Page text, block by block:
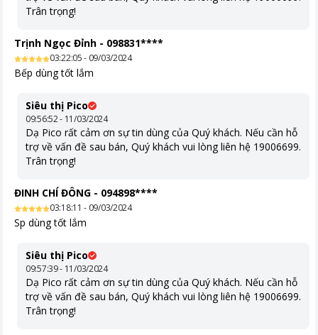
tích lũy có thể bị văng vào trong bếp. Cánh quạt có thể chặn các
Tường chống nước:giúp ngăn nước bắn vào bên trong thân
máy.
thấm. Giúp chống thấm hiệu quả và ngăn không cho lan giữa
các khu vực.
Tấm chắn nước so le:kết hợp các lỗ thông hơi bên để tạo
thành một cấu trúc giữ nước mạnh mẽ.
Trân trọng!
Trịnh Ngọc Đỉnh - 098831****
03:22:05 - 09/03/2024
Bếp dùng tốt lắm
Siêu thị Pico
09:56:52 - 11/03/2024
Dạ Pico rất cảm ơn sự tin dùng của Quý khách. Nếu cần hỗ
trợ về vấn đề sau bán, Quý khách vui lòng liên hệ 19006699.
Trân trọng!
ĐINH CHÍ ĐÔNG - 094898****
03:18:11 - 09/03/2024
Sp dùng tốt lắm
Siêu thị Pico
09:57:39 - 11/03/2024
Dạ Pico rất cảm ơn sự tin dùng của Quý khách. Nếu cần hỗ
trợ về vấn đề sau bán, Quý khách vui lòng liên hệ 19006699.
Trân trọng!